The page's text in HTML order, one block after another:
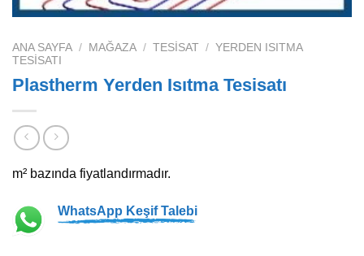
ANA SAYFA / MAĞAZA / TESISAT / YERDEN ISITMA
TESISATI
Plastherm Yerden Isıtma Tesisatı
m² bazında fiyatlandırmadır.
WhatsApp Keşif Talebi